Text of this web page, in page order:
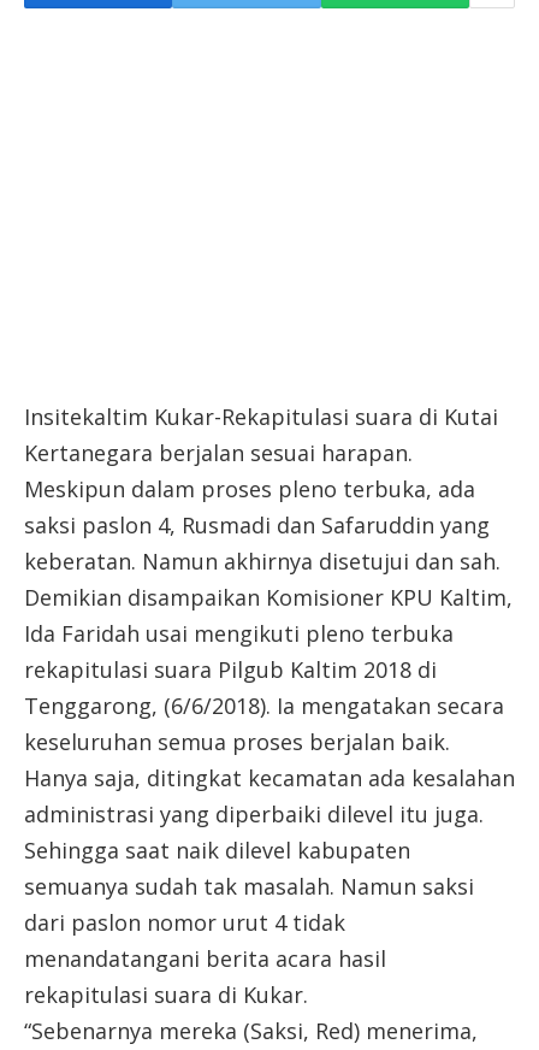
Insitekaltim Kukar-Rekapitulasi suara di Kutai
Kertanegara berjalan sesuai harapan.
Meskipun dalam proses pleno terbuka, ada
saksi paslon 4, Rusmadi dan Safaruddin yang
keberatan. Namun akhirnya disetujui dan sah.
Demikian disampaikan Komisioner KPU Kaltim,
Ida Faridah usai mengikuti pleno terbuka
rekapitulasi suara Pilgub Kaltim 2018 di
Tenggarong, (6/6/2018). Ia mengatakan secara
keseluruhan semua proses berjalan baik.
Hanya saja, ditingkat kecamatan ada kesalahan
administrasi yang diperbaiki dilevel itu juga.
Sehingga saat naik dilevel kabupaten
semuanya sudah tak masalah. Namun saksi
dari paslon nomor urut 4 tidak
menandatangani berita acara hasil
rekapitulasi suara di Kukar.
“Sebenarnya mereka (Saksi, Red) menerima,